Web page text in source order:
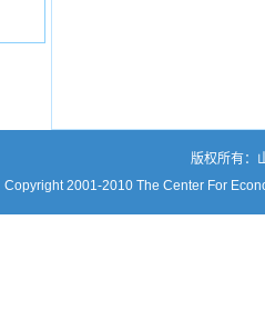
版权所有：
Copyright 2001-2010 The Center For